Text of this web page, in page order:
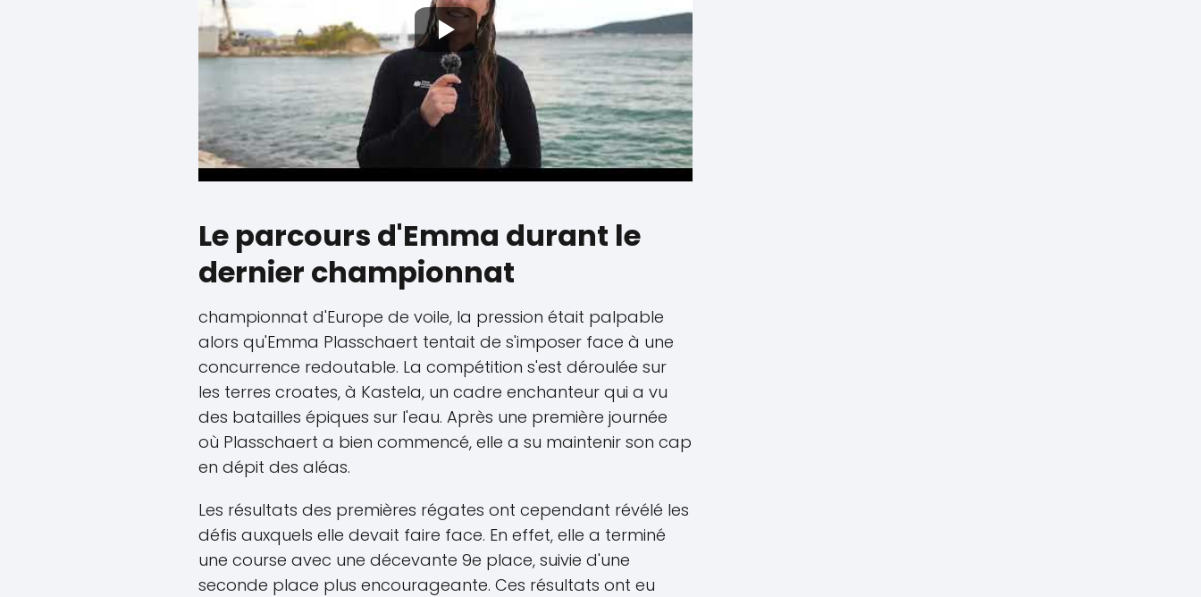
Le parcours d'Emma durant le
dernier championnat
championnat d'Europe de voile, la pression était palpable
alors qu'Emma Plasschaert tentait de s'imposer face à une
concurrence redoutable. La compétition s'est déroulée sur
les terres croates, à Kastela, un cadre enchanteur qui a vu
des batailles épiques sur l'eau. Après une première journée
où Plasschaert a bien commencé, elle a su maintenir son cap
en dépit des aléas.
Les résultats des premières régates ont cependant révélé les
défis auxquels elle devait faire face. En effet, elle a terminé
une course avec une décevante 9e place, suivie d'une
seconde place plus encourageante. Ces résultats ont eu